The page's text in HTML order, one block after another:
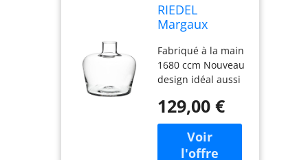
RIEDEL
Margaux
15.5 x 15.5 x
15.3 cm
Fabriqué à la main
1680 ccm Nouveau
design idéal aussi
comme pour
oxigenar
129,00 €